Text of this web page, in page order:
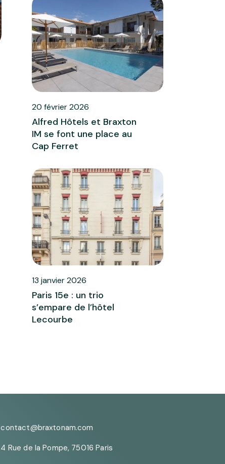
20 février 2026
Alfred Hôtels et Braxton
IM se font une place au
Cap Ferret
13 janvier 2026
Paris 15e : un trio
s’empare de l’hôtel
Lecourbe
contact@braxtonam.com
4 Rue de la Pompe, 75016 Paris